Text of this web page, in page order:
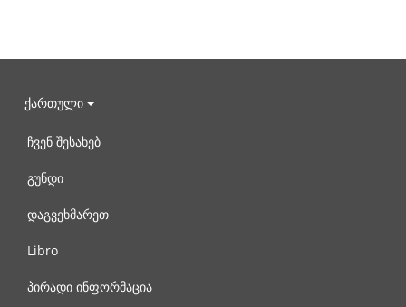
ქართული
ჩვენ შესახებ
გუნდი
დაგვეხმარეთ
Libro
პირადი ინფორმაცია